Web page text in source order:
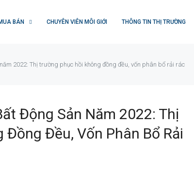
BÁN CHUYÊN VIÊN MÔI GIỚI THÔNG TIN THỊ TRƯỜNG
2022: Thị trường phục hồi không đồng đều, vốn phân bổ rải rác
Động Sản Năm 2022: Thị
Đều, Vốn Phân Bổ Rải